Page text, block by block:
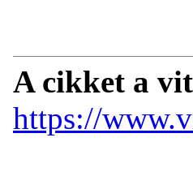
A cikket a
https://